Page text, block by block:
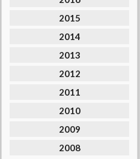
2015
2014
2013
2012
2011
2010
2009
2008